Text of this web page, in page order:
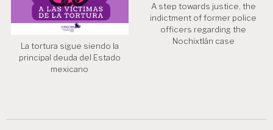
La tortura sigue siendo la
principal deuda del Estado
mexicano
A step towards justice, the
indictment of former police
officers regarding the
Nochixtlán case